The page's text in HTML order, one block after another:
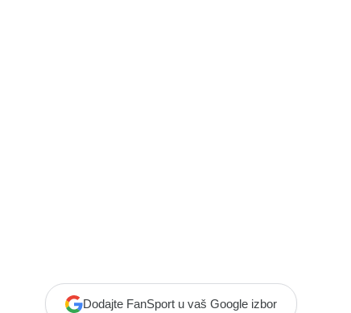
Dodajte FanSport u vaš Google izbor